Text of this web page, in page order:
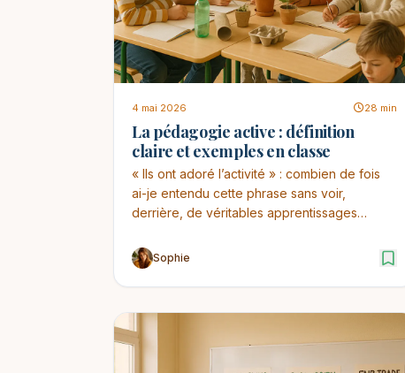
4 mai 2026 28 min
La pédagogie active : définition
claire et exemples en classe
« Ils ont adoré l’activité » : combien de fois
ai-je entendu cette phrase sans voir,
derrière, de véritables apprentissages
Sophie